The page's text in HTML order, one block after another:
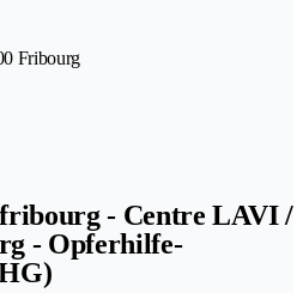
Fribourg
- Centre LAVI /
- Opferhilfe-